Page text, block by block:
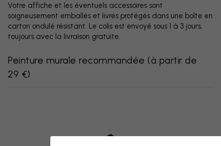
Votre affiche et les éventuels accessoires sont
soigneusement emballés et livrés protégés dans une boîte en
carton ondulé résistant. Le colis est envoyé sous 1 à 3 jours,
toujours avec la livraison gratuite.
Peinture murale recommandée (à partir de
29 €)